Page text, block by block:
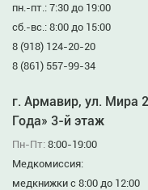
пн.-пт.: 7:30 до 19:00
сб.-вс.: 8:00 до 15:00
8 (918) 124-20-20
8 (861) 557-99-34
г. Армавир, ул. Мира
Года» 3-й этаж
Пн-Пт: 8:00-19:00
Медкомиссия:
медкнижки с 8:00 до 12:00